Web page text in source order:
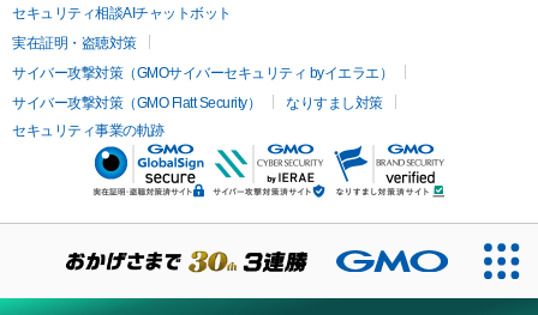
セキュリティ相談AIチャットボット
実在証明・盗聴対策
サイバー攻撃対策（GMOサイバーセキュリティ byイエラエ）
サイバー攻撃対策（GMO Flatt Security）
なりすまし対策
セキュリティ事業の軌跡